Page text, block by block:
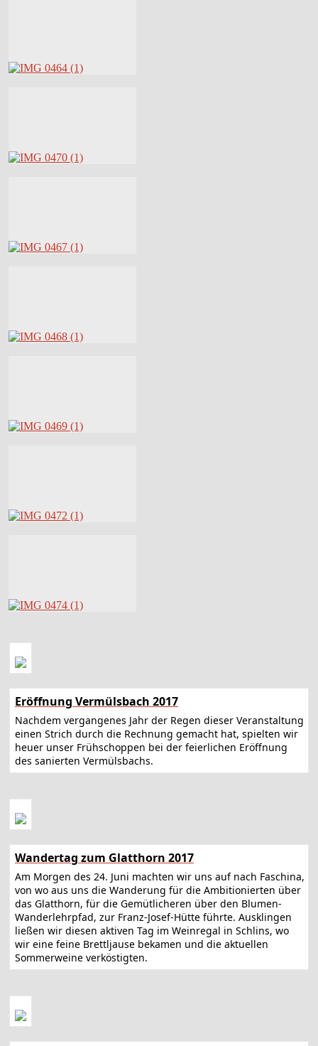
Eröffnung Vermülsbach 2017
Nachdem vergangenes Jahr der Regen dieser Veranstaltung
einen Strich durch die Rechnung gemacht hat, spielten wir
heuer unser Frühschoppen bei der feierlichen Eröffnung
des sanierten Vermülsbachs.
Wandertag zum Glatthorn 2017
Am Morgen des 24. Juni machten wir uns auf nach Faschina,
von wo aus uns die Wanderung für die Ambitionierten über
das Glatthorn, für die Gemütlicheren über den Blumen-
Wanderlehrpfad, zur Franz-Josef-Hütte führte. Ausklingen
ließen wir diesen aktiven Tag im Weinregal in Schlins, wo
wir eine feine Brettljause bekamen und die aktuellen
Sommerweine verköstigten.